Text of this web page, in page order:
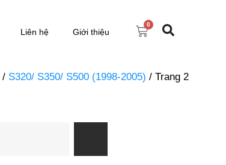
Liên hệ Giới thiệu
0
/ S320/ S350/ S500 (1998-2005) / Trang 2